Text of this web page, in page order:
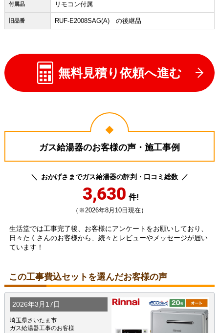
付属品 リモコン付属
旧品番 RUF-E2008SAG(A) の後継品
無料見積り依頼へ進む
ガス給湯器のお客様の声・施工事例
おかげさまでガス給湯器の評判・口コミ総数
3,630 件!
（※2026年8月10日現在）
生活堂では工事完了後、お客様にアンケートをお願いしており、
日々たくさんのお客様から、続々とレビューやメッセージが届い
ています！
この工事費込セットを選んだお客様の声
2026年3月17日
埼玉県さいたま市
ガス給湯器工事のお客様